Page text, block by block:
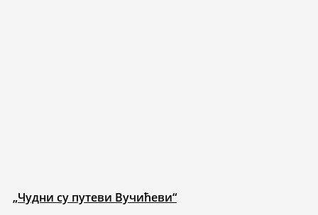
„Чудни су путеви Вучићеви“